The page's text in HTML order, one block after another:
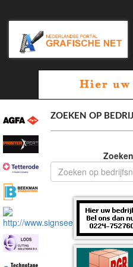
ZOEKEN OP